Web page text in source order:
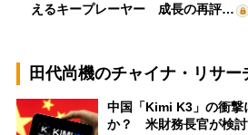
えるキープレーヤー 成長の再評…
田代尚機のチャイナ・リサー
中国「Kimi K3」の衝撃
か？ 米財務長官が検討